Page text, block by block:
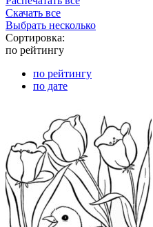
Скачать все
Выбрать несколько
Сортировка:
по рейтингу
по рейтингу
по дате